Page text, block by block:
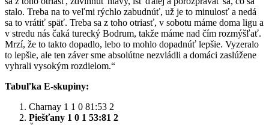
stalo. Treba na to veľmi rýchlo zabudnúť, už je to minulosť a nedá
sa to vrátiť späť. Treba sa z toho otriasť, v sobotu máme doma ligu a
v stredu nás čaká turecký Bodrum, takže máme nad čím rozmýšľať.
Mrzí, že to takto dopadlo, lebo to mohlo dopadnúť lepšie. Vyzeralo
to lepšie, ale ten záver sme absolútne nezvládli a domáci zaslúžene
vyhrali vysokým rozdielom.“
Tabuľka E-skupiny:
Charnay 1 1 0 81:53 2
Piešťany 1 0 1 53:81 2